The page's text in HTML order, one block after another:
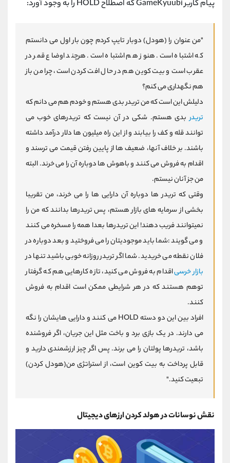
پیام کاربرGameKyuubiکه اصطلاحHOLD را به وجود آورد:
"من عنوان را (هودل) دوبار تایپ کردم چون بار اول می دانستم
که اشتباه است. هنوز هم اشتباه است. هرچند اوضاع قمر در
عقرب است و بیت کوین هم در حال افت کردن است، چرا من باز
هم نگهداری می کنم؟
دلیلش این است که من تریدر بدی هستم و خودم هم می دانم که
تریدربدی هستم. شکی در آن نیست که تریدرهای خوب می
توانند قله و کف را بیابند و از این راه میلیون ها دلار درآمد داشته
باشند. بر خلاف آنها، ضعیف ها از پایین رفتن قیمت می ترسند و
اقدام به فروش می کنند و باهوش ها دوباره آن را می خرند. البته
من جز آنان نیستم.
وقتی که تریدر ها دوباره آن دارایی ها را می خرند، من تقریبا
بخشی از سرمایه های بازار هستم، پس تریدرها بدانند که من را
نمیتوانند فریب دهند! این تریدرها بعدا همه را مسخره می کنند
و می گویند :شما باید موجودیتان را می فروختید و بعد دوباره در
فلان نقطه می خریدید. شما اگر تریدر روزانه خوبی باشید تنها در
بازار خرسیاقدام به فروش می کنید، تازه کارهایی هم که گرفتار
توهم هستند که در هر شرایطی ممکن است اقدام به فروش
کنند.
افراد بین این دو دستهHOLDمی کنند و دارایی هایشان را نگه
می دارند. در یک بازی برد و باخت مثل این جریان، اگر فروشنده
باشد، تریدرها پولتان را می برند. پس اگر چیز ارزشمندی دارید و
قابل پرداخت به بیت کوین است، از استراتژی من(هودل کردن)
تبعیت کنید."
نقش نوسانات در هولد کردن ارزهای دیجیتال